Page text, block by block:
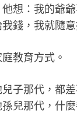
想：我的爺
錢，我就隨意
教育方式。
子那代，都差
兒那代，什麼